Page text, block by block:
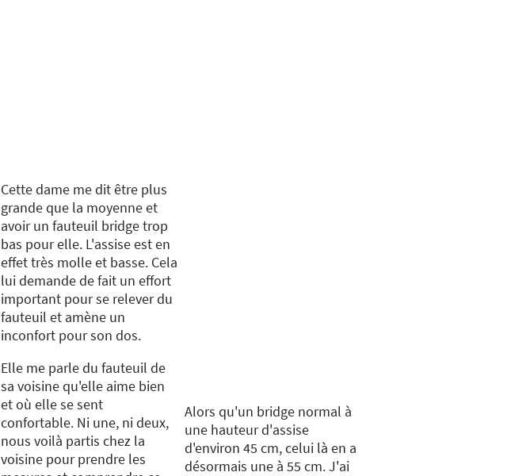
Cette dame me dit être plus
grande que la moyenne et
avoir un fauteuil bridge trop
bas pour elle. L'assise est en
effet très molle et basse. Cela
lui demande de fait un effort
important pour se relever du
fauteuil et amène un
inconfort pour son dos.
Elle me parle du fauteuil de
sa voisine qu'elle aime bien
et où elle se sent
confortable. Ni une, ni deux,
nous voilà partis chez la
voisine pour prendre les
Alors qu'un bridge normal à
une hauteur d'assise
d'environ 45 cm, celui là en a
désormais une à 55 cm. J'ai